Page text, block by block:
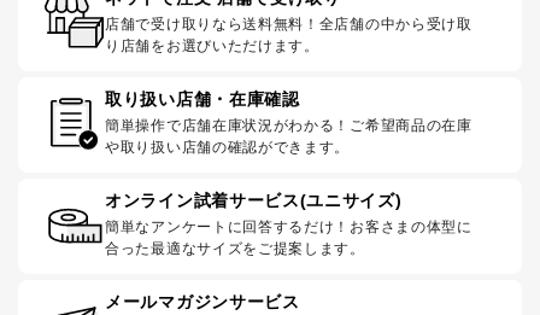
店舗で受け取りなら送料無料！全店舗の中から受け取
り店舗をお選びいただけます。
取り扱い店舗・在庫確認
簡単操作で店舗在庫状況がわかる！ご希望商品の在庫
や取り扱い店舗の確認ができます。
オンライン試着サービス(ユニサイズ)
簡単なアンケートに回答するだけ！お客さまの体型に
合った最適なサイズをご提案します。
メールマガジンサービス